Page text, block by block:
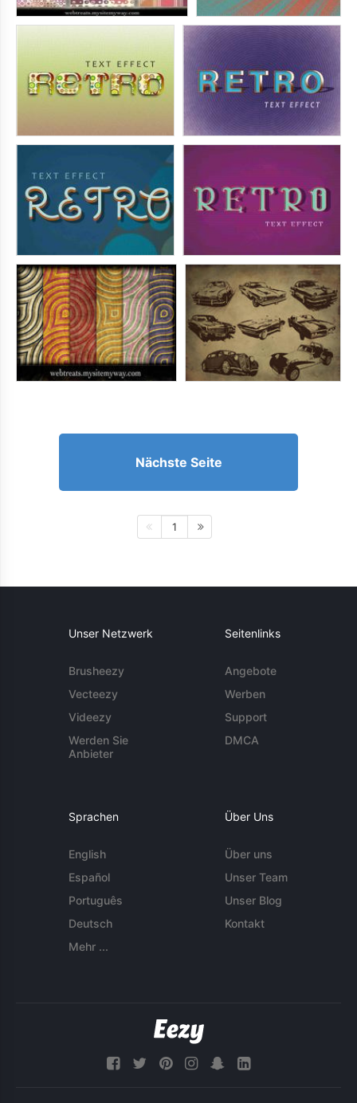
Nächste Seite
1
Unser Netzwerk
Brusheezy
Vecteezy
Videezy
Werden Sie
Anbieter
Seitenlinks
Angebote
Werben
Support
DMCA
Sprachen
English
Español
Português
Deutsch
Mehr ...
Über Uns
Über uns
Unser Team
Unser Blog
Kontakt